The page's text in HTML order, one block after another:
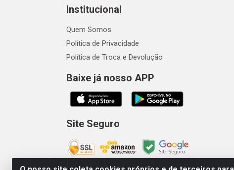
Institucional
Quem Somos
Política de Privacidade
Política de Troca e Devolução
Baixe já nosso APP
Site Seguro